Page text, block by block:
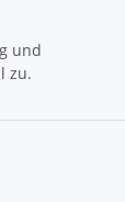
und
zu.